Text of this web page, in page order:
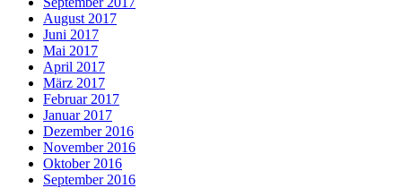
August 2017
Juni 2017
Mai 2017
April 2017
März 2017
Februar 2017
Januar 2017
Dezember 2016
November 2016
Oktober 2016
September 2016